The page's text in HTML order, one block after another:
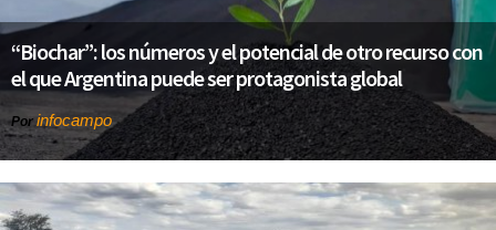
“Biochar”: los números y el potencial de otro recurso con
el que Argentina puede ser protagonista global
Porinfocampo